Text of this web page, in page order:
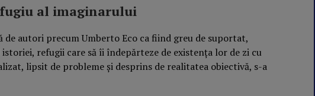
al imaginarului
autori precum Umberto Eco ca fiind greu de suportat,
refugii care să îi îndepărteze de existența lor de zi cu
lipsit de probleme și desprins de realitatea obiectivă, s-a